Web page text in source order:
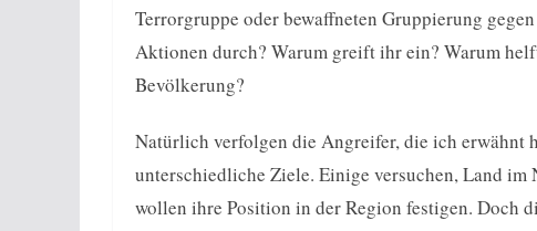
Terrorgruppe oder bewaffneten Gruppierung
Aktionen durch? Warum greift ihr ein? Warum
Bevölkerung?
Natürlich verfolgen die Angreifer, die ich erwähnt
unterschiedliche Ziele. Einige versuchen, Land im
wollen ihre Position in der Region festigen. Doch